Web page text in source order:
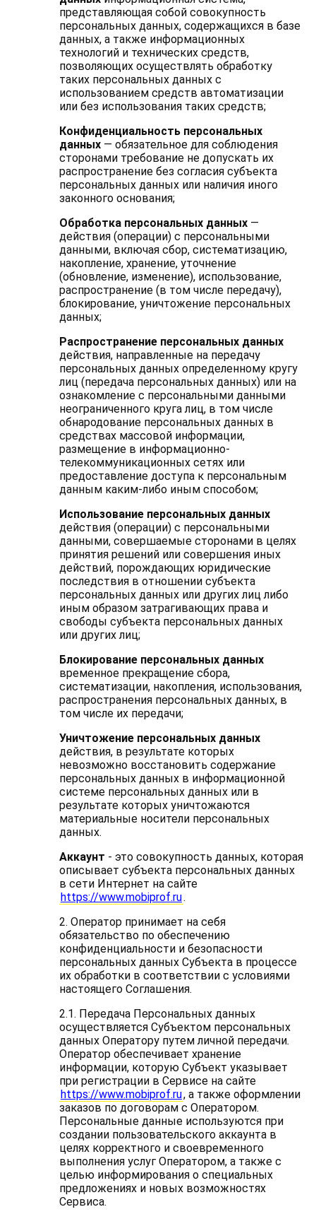
представляющая собой совокупность
персональных данных, содержащихся в базе
данных, а также информационных
технологий и технических средств,
позволяющих осуществлять обработку
таких персональных данных с
использованием средств автоматизации
или без использования таких средств;
Конфиденциальность персональных
данных— обязательное для соблюдения
сторонами требование не допускать их
распространение без согласия субъекта
персональных данных или наличия иного
законного основания;
Обработка персональных данных—
действия (операции) с персональными
данными, включая сбор, систематизацию,
накопление, хранение, уточнение
(обновление, изменение), использование,
распространение (в том числе передачу),
блокирование, уничтожение персональных
данных;
Распространение персональных данных
действия, направленные на передачу
персональных данных определенному кругу
лиц (передача персональных данных) или на
ознакомление с персональными данными
неограниченного круга лиц, в том числе
обнародование персональных данных в
средствах массовой информации,
размещение в информационно-
телекоммуникационных сетях или
предоставление доступа к персональным
данным каким-либо иным способом;
Использование персональных данных
действия (операции) с персональными
данными, совершаемые сторонами в целях
принятия решений или совершения иных
действий, порождающих юридические
последствия в отношении субъекта
персональных данных или других лиц либо
иным образом затрагивающих права и
свободы субъекта персональных данных
или других лиц;
Блокирование персональных данных
временное прекращение сбора,
систематизации, накопления, использования,
распространения персональных данных, в
том числе их передачи;
Уничтожение персональных данных
действия, в результате которых
невозможно восстановить содержание
персональных данных в информационной
системе персональных данных или в
результате которых уничтожаются
материальные носители персональных
данных.
Аккаунт - это совокупность данных, которая
описывает субъекта персональных данных
в сети Интернет на сайте
https://www.mobiprof.ru.
2. Оператор принимает на себя
обязательство по обеспечению
конфиденциальности и безопасности
персональных данных Субъекта в процессе
их обработки в соответствии с условиями
настоящего Соглашения.
2.1. Передача Персональных данных
осуществляется Субъектом персональных
данных Оператору путем личной передачи.
Оператор обеспечивает хранение
информации, которую Субъект указывает
при регистрации в Сервисе на сайте
https://www.mobiprof.ru, а также оформлении
заказов по договорам с Оператором.
Персональные данные используются при
создании пользовательского аккаунта в
целях корректного и своевременного
выполнения услуг Оператором, а также с
целью информирования о специальных
предложениях и новых возможностях
Сервиса.